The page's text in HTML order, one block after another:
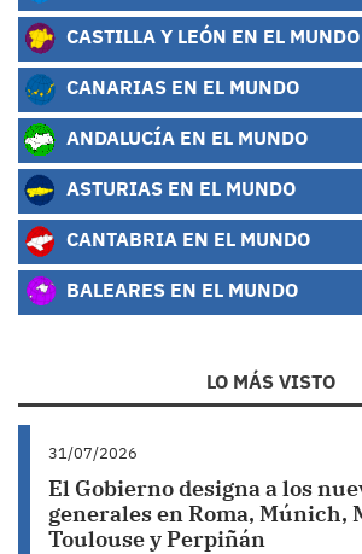
CASTILLA Y LEÓN EN EL MUNDO
CANARIAS EN EL MUNDO
ANDALUCÍA EN EL MUNDO
ASTURIAS EN EL MUNDO
CANTABRIA EN EL MUNDO
BALEARES EN EL MUNDO
LO MÁS VISTO
31/07/2026
El Gobierno designa a los
generales en Roma, Múnich,
Toulouse y Perpiñán